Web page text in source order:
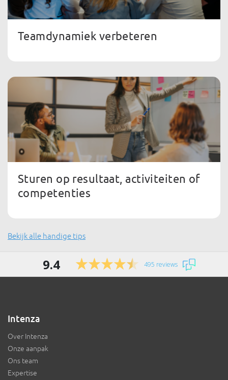
Bekijk alle handige tips
Teamdynamiek verbeteren
Sturen op resultaat, activiteiten of
competenties
9.4 495 reviews
Intenza
Over Intenza
Onze aanpak
Ons team
Expertise